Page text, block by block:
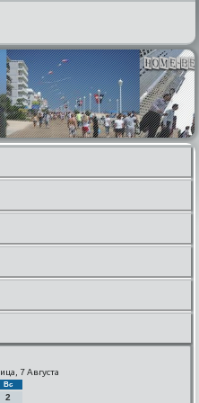
7 Августа
Вс
2